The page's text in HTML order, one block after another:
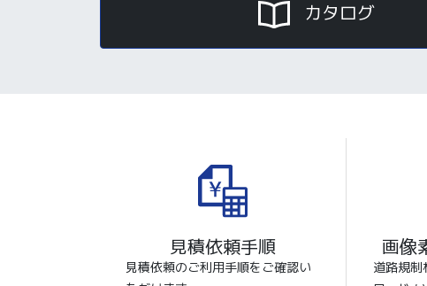
カタログ
見積依頼手順
見積依頼のご利用手順をご確認い
画像
道路規制